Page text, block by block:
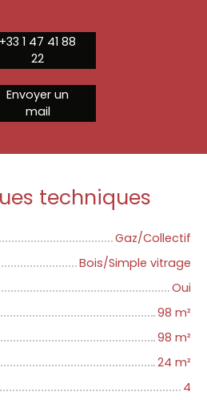
+33 1 47 41 88
22
Envoyer un
mail
techniques
Gaz/Collectif
Bois/Simple vitrage
Oui
98 m²
98 m²
24 m²
4